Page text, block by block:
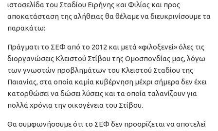
ιστοσελίδα του Σταδίου Ειρήνης και Φιλίας και προς
αποκατάσταση της αλήθειας θα θέλαμε να διευκρινίσουμε τα
παρακάτω:
Πράγματι το ΣΕΦ από το 2012 και μετά «φιλοξενεί» όλες τις
διοργανώσεις Κλειστού Στίβου της Ομοσπονδίας μας, λόγω
των γνωστών προβλημάτων του Κλειστού Σταδίου της
Παιανίας, στα οποία καμία κυβέρνηση μέχρι σήμερα δεν έχει
κατορθώσει να δώσει λύσεις και τα οποία ταλανίζουν για
πολλά χρόνια την οικογένεια του Στίβου.
Θα συμφωνήσουμε ότι το ΣΕΦ δεν προορίζεται να αποτελεί